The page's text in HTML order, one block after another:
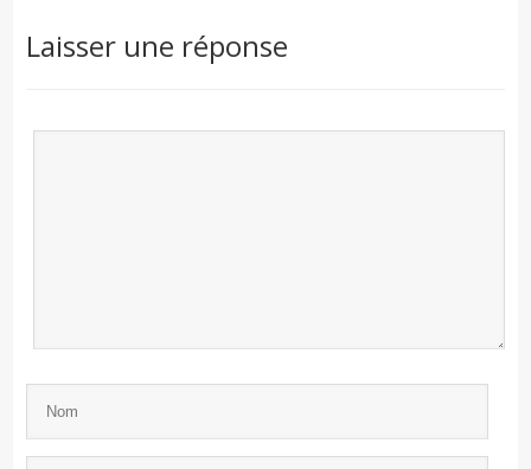
Laisser une réponse